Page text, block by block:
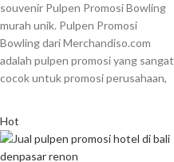
souvenir Pulpen Promosi Bowling
murah unik. Pulpen Promosi
Bowling dari Merchandiso.com
adalah pulpen promosi yang sangat
cocok untuk promosi perusahaan,
Hot